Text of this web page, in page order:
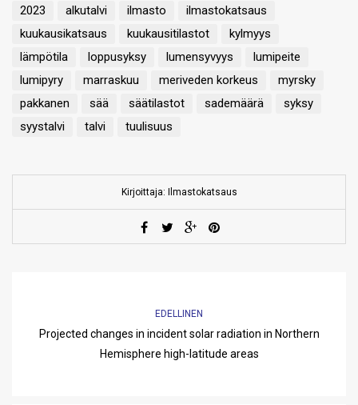
2023 alkutalvi ilmasto
ilmastokatsaus
kuukausikatsaus
kuukausitilastot
kylmyys
lämpötila
loppusyksy lumensyvyys
lumipeite
lumipyry
marraskuu meriveden korkeus
myrsky
pakkanen
sää säätilastot sademäärä
syksy
syystalvi
talvi tuulisuus
Kirjoittaja: Ilmastokatsaus
EDELLINEN
Projected changes in incident solar radiation in Northern
Hemisphere high-latitude areas